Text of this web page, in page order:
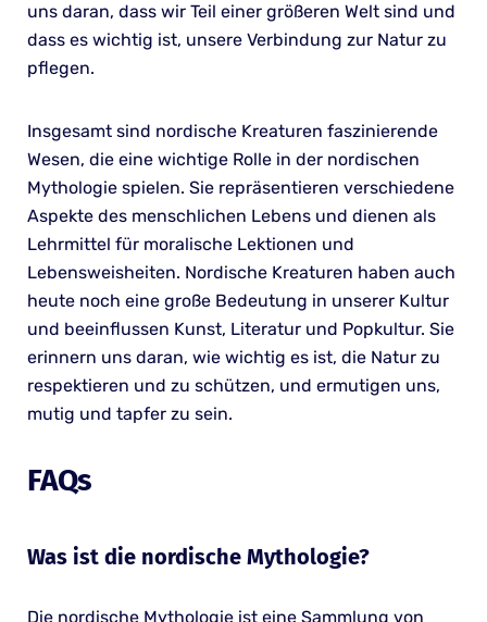
uns daran, dass wir Teil einer größeren Welt sind und
dass es wichtig ist, unsere Verbindung zur Natur zu
pflegen.
Insgesamt sind nordische Kreaturen faszinierende
Wesen, die eine wichtige Rolle in der nordischen
Mythologie spielen. Sie repräsentieren verschiedene
Aspekte des menschlichen Lebens und dienen als
Lehrmittel für moralische Lektionen und
Lebensweisheiten. Nordische Kreaturen haben auch
heute noch eine große Bedeutung in unserer Kultur
und beeinflussen Kunst, Literatur und Popkultur. Sie
erinnern uns daran, wie wichtig es ist, die Natur zu
respektieren und zu schützen, und ermutigen uns,
mutig und tapfer zu sein.
FAQs
Was ist die nordische Mythologie?
Die nordische Mythologie ist eine Sammlung von